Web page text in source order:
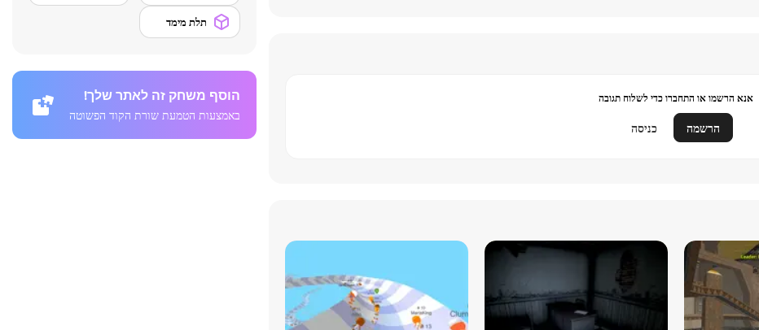
אנא הרשמו או התחברו כדי לשלוח תגובה
הרשמה כניסה
תלת מימד
הוסף משחק זה לאתר שלך!
באמצעות הטמעת שורת הקוד הפשוטה